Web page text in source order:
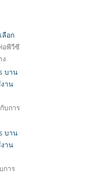
ลือก
อพีวีซี
ง
บาน
งาน
บการ
บาน
งาน
การ